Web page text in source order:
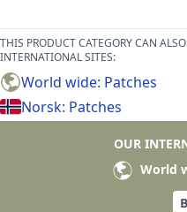
THIS PRODUCT CATEGORY CAN
INTERNATIONAL SITES:
World wide: Patches
Norsk: Patches
OUR
World